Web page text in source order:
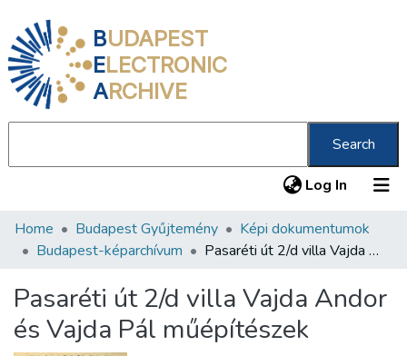
BUDAPEST
ELECTRONIC
ARCHIVE
Search
Log In (current)
Communities & Collections
Statistics
About us
Home Budapest Gyűjtemény
Képi dokumentumok
Budapest-képarchívum
Pasaréti út 2/d villa Vajda Andor és Vajda Pál műépítészek
Pasaréti út 2/d villa Vajda Andor
és Vajda Pál műépítészek